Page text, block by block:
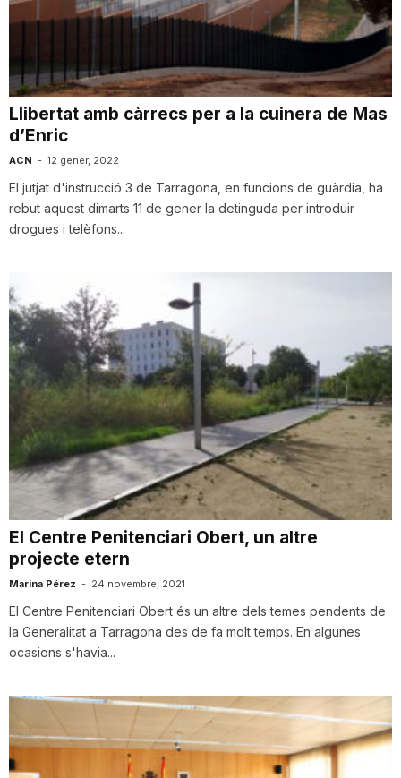
Llibertat amb càrrecs per a la cuinera de Mas
d’Enric
ACN - 12 gener, 2022
El jutjat d'instrucció 3 de Tarragona, en funcions de guàrdia, ha
rebut aquest dimarts 11 de gener la detinguda per introduir
drogues i telèfons...
El Centre Penitenciari Obert, un altre
projecte etern
Marina Pérez - 24 novembre, 2021
El Centre Penitenciari Obert és un altre dels temes pendents de
la Generalitat a Tarragona des de fa molt temps. En algunes
ocasions s'havia...